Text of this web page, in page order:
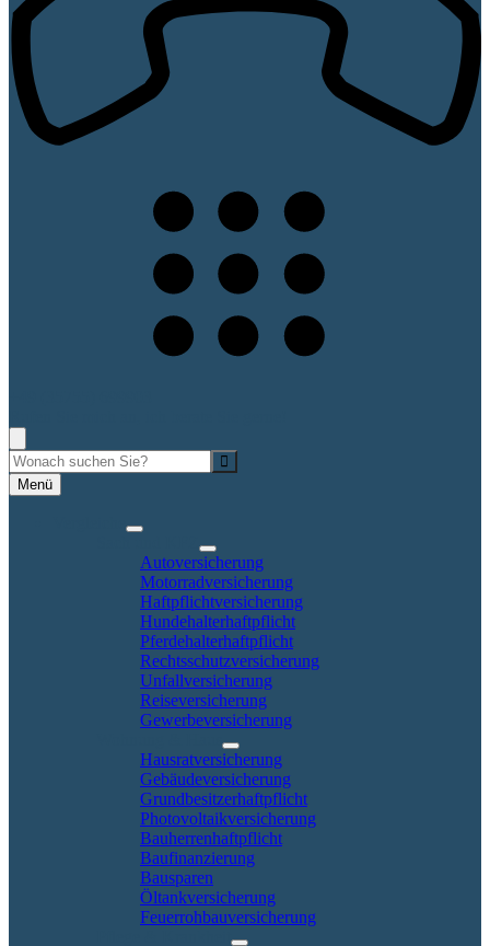
Menü
Autoversicherung
Motorradversicherung
Haftpflichtversicherung
Hundehalterhaftpflicht
Pferdehalterhaftpflicht
Rechtsschutzversicherung
Unfallversicherung
Reiseversicherung
Gewerbeversicherung
Hausratversicherung
Gebäudeversicherung
Grundbesitzerhaftpflicht
Photovoltaikversicherung
Bauherrenhaftpflicht
Baufinanzierung
Bausparen
Öltankversicherung
Feuerrohbauversicherung